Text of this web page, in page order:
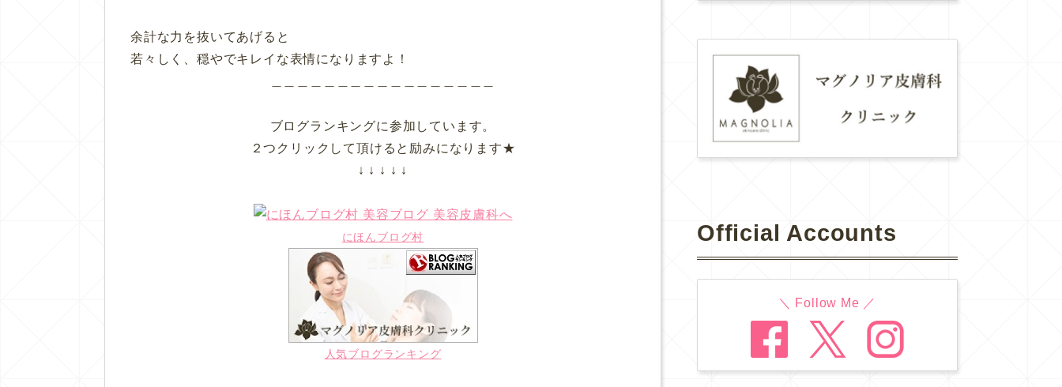
余計な力を抜いてあげると
若々しく、穏やでキレイな表情になりますよ！
ブログランキングに参加しています。
２つクリックして頂けると励みになります★
↓ ↓ ↓ ↓ ↓
にほんブログ村
人気ブログランキング
Official Accounts
＼ Follow Me ／